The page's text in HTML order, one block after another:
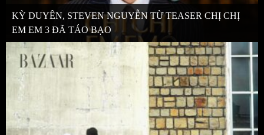
KỲ DUYÊN, STEVEN NGUYỄN TỪ TEASER CHỊ CHỊ
EM EM 3 ĐÃ TÁO BẠO